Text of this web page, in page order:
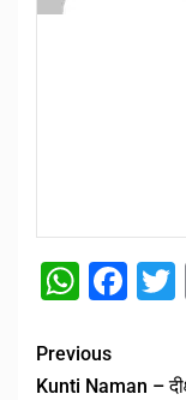
Previous
Kunti Naman –